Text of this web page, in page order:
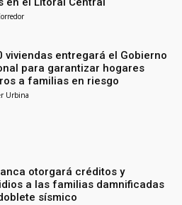
viviendas entregará el Gobierno
para garantizar hogares
a familias en riesgo
Urbina
otorgará créditos y
a las familias damnificadas
sísmico